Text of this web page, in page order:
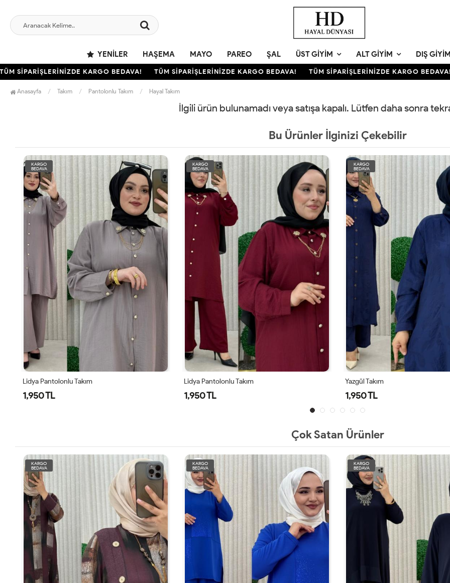
YENILER HAŞEMA MAYO PAREO ŞAL ÜST GIYIM ALT GIYIM DIŞ GIYIM
SİPARİŞLERİNİZDE KARGO BEDAVA! TÜM SİPARİŞLERİNİZDE KARGO BEDAVA! TÜM SİPARİŞLERİNİZDE KARGO BEDAVA!
Anasayfa Takım Pantolonlu Takım Hayal Takım
İlgili ürün bulunamadı veya satışa kapalı. Lütfen daha sonra
Bu Ürünler İlginizi Çekebilir
KARGO
BEDAVA
Lidya Pantolonlu Takım
1,950 TL
KARGO
BEDAVA
Lidya Pantolonlu Takım
1,950 TL
KARGO
BEDAVA
Yazgül Takım
1,950 TL
Çok Satan Ürünler
KARGO
BEDAVA
KARGO
BEDAVA
KARGO
BEDAVA